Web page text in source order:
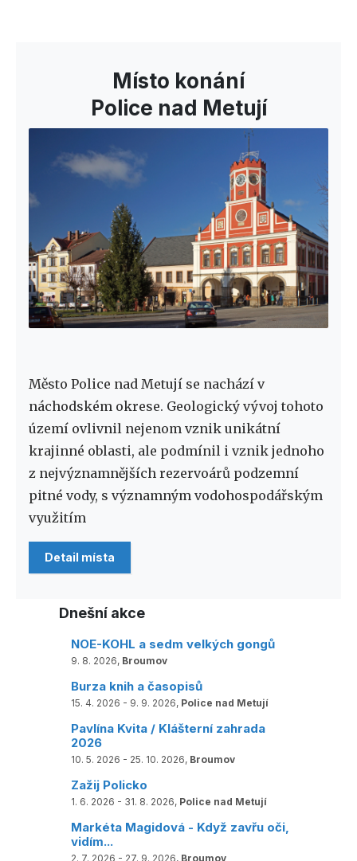
Místo konání
Police nad Metují
Město Police nad Metují se nachází v
náchodském okrese. Geologický vývoj tohoto
území ovlivnil nejenom vznik unikátní
krajinné oblasti, ale podmínil i vznik jednoho
z nejvýznamnějších rezervoárů podzemní
pitné vody, s významným vodohospodářským
využitím
Detail místa
Dnešní akce
NOE-KOHL a sedm velkých gongů
9. 8. 2026, Broumov
Burza knih a časopisů
15. 4. 2026 - 9. 9. 2026, Police nad Metují
Pavlína Kvita / Klášterní zahrada
2026
10. 5. 2026 - 25. 10. 2026, Broumov
Zažij Policko
1. 6. 2026 - 31. 8. 2026, Police nad Metují
Markéta Magidová - Když zavřu oči,
vidím...
2. 7. 2026 - 27. 9. 2026, Broumov